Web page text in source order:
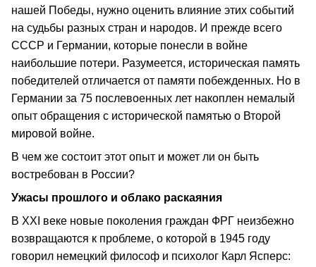
нашей Победы, нужно оценить влияние этих событий
на судьбы разных стран и народов. И прежде всего
СССР и Германии, которые понесли в войне
наибольшие потери. Разумеется, историческая память
победителей отличается от памяти побежденных. Но в
Германии за 75 послевоенных лет накоплен немалый
опыт обращения с исторической памятью о Второй
мировой войне.
В чем же состоит этот опыт и может ли он быть
востребован в России?
Ужасы прошлого и облако раскаяния
В ХХI веке новые поколения граждан ФРГ неизбежно
возвращаются к проблеме, о которой в 1945 году
говорил немецкий философ и психолог Карл Ясперс: